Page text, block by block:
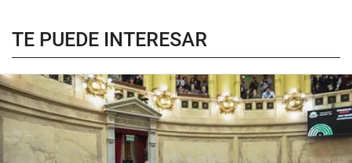
TE PUEDE INTERESAR